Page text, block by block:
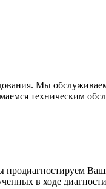
Мы
техническим
в ходе